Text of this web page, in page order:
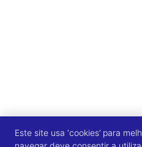
Este site usa ‘cookies’ para